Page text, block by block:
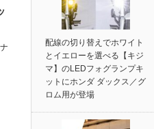
配線の切り替えでホワイト
とイエローを選べる【キジ
マ】のLEDフォグランプキ
ットにホンダ ダックス／グ
ロム用が登場